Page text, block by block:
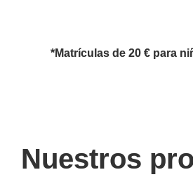
*Matrículas de 20 € para
Nuestros